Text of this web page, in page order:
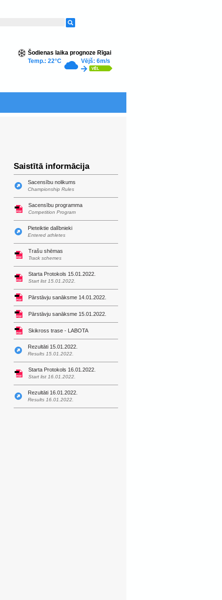
Šodienas laika prognoze Rīgai
Temp.: 22°C
Vējš: 6m/s
Saistītā informācija
Sacensību nolikums
Championship Rules
Sacensību programma
Competition Program
Pieteiktie dalībnieki
Entered athletes
Trašu shēmas
Track schemes
Starta Protokols 15.01.2022.
Start list 15.01.2022.
Pārstāvju sanāksme 14.01.2022.
Pārstāvju sanāksme 15.01.2022.
Skikross trase - LABOTA
Rezultāti 15.01.2022.
Results 15.01.2022.
Starta Protokols 16.01.2022.
Start list 16.01.2022.
Rezultāti 16.01.2022.
Results 16.01.2022.